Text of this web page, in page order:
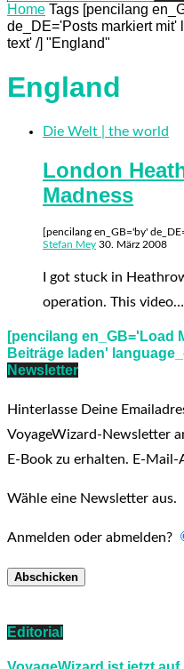
Home Tags [pencilang
de_DE='Posts markiert
text' /] "England"
England
Die Welt | the world
London
Madness
[pencilang en_GB='by'
Stefan Mey 30. März 2008
I got stuck in
operation. This video…
[pencilang en_GB='Load
Beiträge laden'
Newsletter
Hinterlasse Deine
VoyageWizard-Newsletter
E-Book zu erhalten. E-Mail-
Wähle eine Newsletter aus.
Anmelden oder abmelden?
Editorial